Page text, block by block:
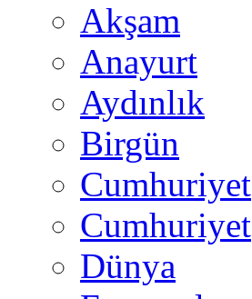
Akşam
Anayurt
Aydınlık
Birgün
Cumhuriyet
Cumhuriyet
Dünya